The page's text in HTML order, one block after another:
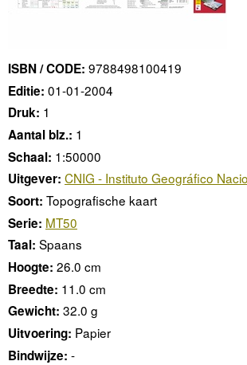
ISBN / CODE: 9788498100419
Editie: 01-01-2004
Druk: 1
Aantal blz.: 1
Schaal: 1:50000
Uitgever: CNIG - Instituto Geográfico
Soort: Topografische kaart
Serie: MT50
Taal: Spaans
Hoogte: 26.0 cm
Breedte: 11.0 cm
Gewicht: 32.0 g
Uitvoering: Papier
Bindwijze: -